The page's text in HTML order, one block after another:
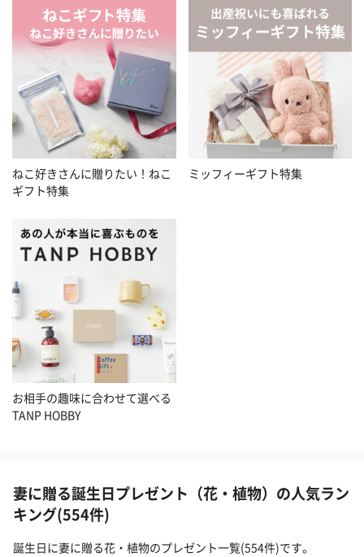
ねこ好きさんに贈りたい！ねこ
ギフト特集
ミッフィーギフト特集
お相手の趣味に合わせて選べる
TANP HOBBY
妻に贈る誕生日プレゼント（花・植物）の人気ラン
キング(554件)
誕生日に妻に贈る花・植物のプレゼント一覧(554件)です。